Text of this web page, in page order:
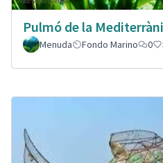
Pulmó de la
Menuda
Fondo Marino 0